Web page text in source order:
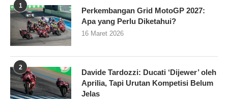
1
Perkembangan Grid MotoGP 2027:
Apa yang Perlu Diketahui?
16 Maret 2026
2
Davide Tardozzi: Ducati ‘Dijewer’ oleh
Aprilia, Tapi Urutan Kompetisi Belum
Jelas